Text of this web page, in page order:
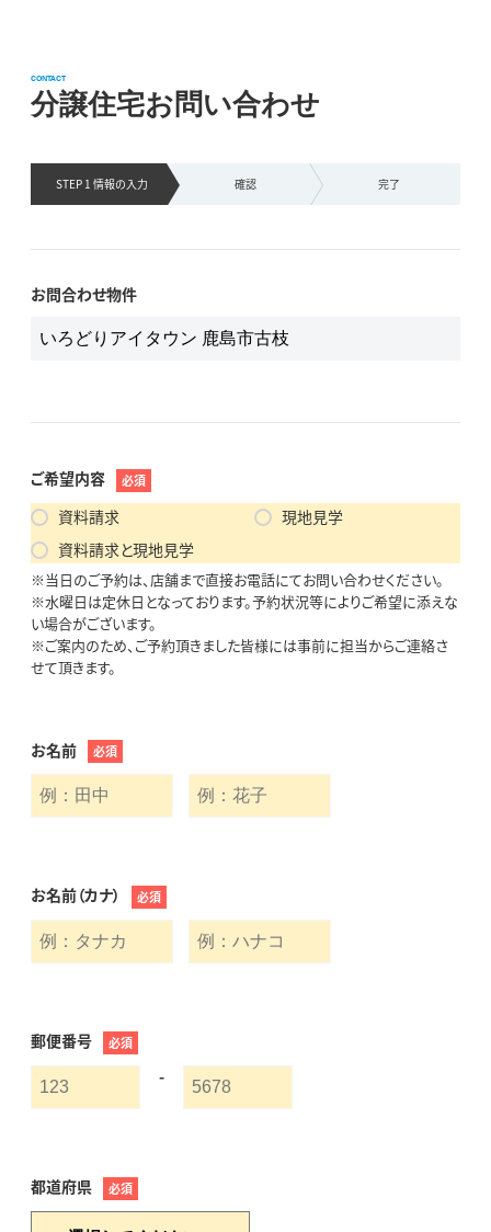
分譲住宅お問い合わせ
CONTACT
STEP 1 情報の入力 確認 完了
お問合わせ物件
ご希望内容 必須
資料請求
現地見学
資料請求と現地見学
※当日のご予約は、店舗まで直接お電話にてお問い合わせください。
※水曜日は定休日となっております。予約状況等によりご希望に添えな
い場合がございます。
※ご案内のため、ご予約頂きました皆様には事前に担当からご連絡さ
せて頂きます。
お名前 必須
お名前（カナ） 必須
郵便番号 必須
-
都道府県 必須